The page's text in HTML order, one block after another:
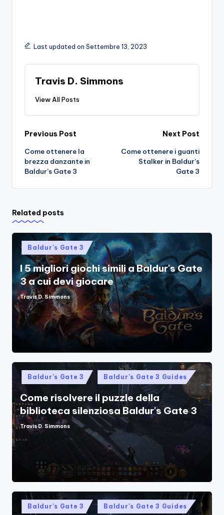
Last updated on Settembre 13, 2023
Travis D. Simmons
View All Posts
Post
navigation
Previous Post
Come ottenere la
brezza danzante in
Baldur’s Gate 3
Next Post
Come ottenere i guanti
Stalker in Baldur’s
Gate 3
Related posts
Posted
in
Baldur's Gate 3
I 5 migliori giochi simili a Baldur's Gate
3 a cui devi giocare
Posted
by
Travis D. Simmons
Posted
in
Baldur's Gate 3 Baldur's Gate 3 Guides
Come risolvere il puzzle della
biblioteca silenziosa Baldur's Gate 3
Posted
Travis D. Simmons
Posted
in
Baldur's Gate 3 Baldur's Gate 3 Guides